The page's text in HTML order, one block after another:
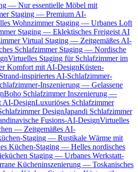
— Nur essentielle Möbel mit
Staging — Premium AI-
Wohnzimmer Staging — Urbanes Loft
Staging — Eklektisches Freigeist AI
Virtual Staging — Zeitgemäßes AI-
Schlafzimmer Staging — Nordische
Virtuelles Staging für Schlafzimmer im
Komfort mit AI-DesignKüsten-
inspiriertes AI-Schlafzimmer-
Inszenierung — Gelassene
Boho Schlafzimmer Inszenierung —
AI-DesignLuxuriöses Schlafzimmer
DesignJapandi Schlafzimmer
Fusions-AI-DesignVirtuelles
— Zeitgemäßes AI-
Staging — Rustikale Wärme mit
Küchen-Staging — Helles nordisches
Staging — Urbanes Werkstatt-
Kücheninszenierung — Toskanisches